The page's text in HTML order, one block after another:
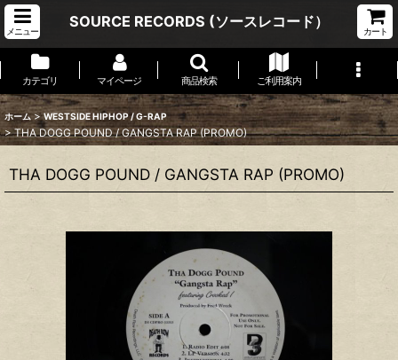
メニュー
SOURCE RECORDS (ソースレコード）
カート
カテゴリ マイページ 商品検索 ご利用案内
ホーム > WESTSIDE HIPHOP / G-RAP
> THA DOGG POUND / GANGSTA RAP (PROMO)
THA DOGG POUND / GANGSTA RAP (PROMO)